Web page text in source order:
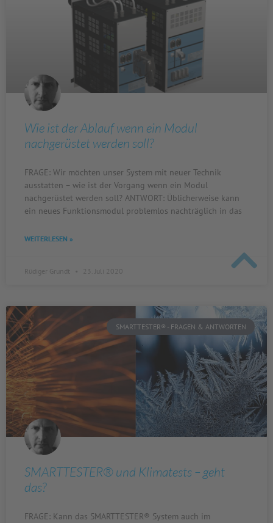
Wie ist der Ablauf wenn ein Modul
nachgerüstet werden soll?
FRAGE: Wir möchten unser System mit neuer Technik
ausstatten – wie ist der Vorgang wenn ein Modul
nachgerüstet werden soll? ANTWORT: Üblicherweise kann
ein neues Funktionsmodul problemlos nachträglich in das
WEITERLESEN »
Rüdiger Grundt 23. Juli 2020
SMARTTESTER® - FRAGEN & ANTWORTEN
SMARTTESTER® und Klimatests – geht
das?
FRAGE: Kann das SMARTTESTER® System auch im